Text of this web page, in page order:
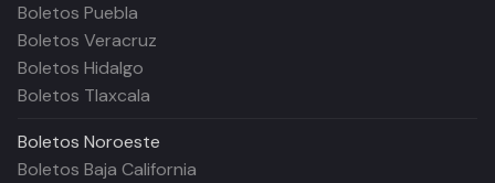
Boletos Puebla
Boletos Veracruz
Boletos Hidalgo
Boletos Tlaxcala
Boletos Noroeste
Boletos Baja California